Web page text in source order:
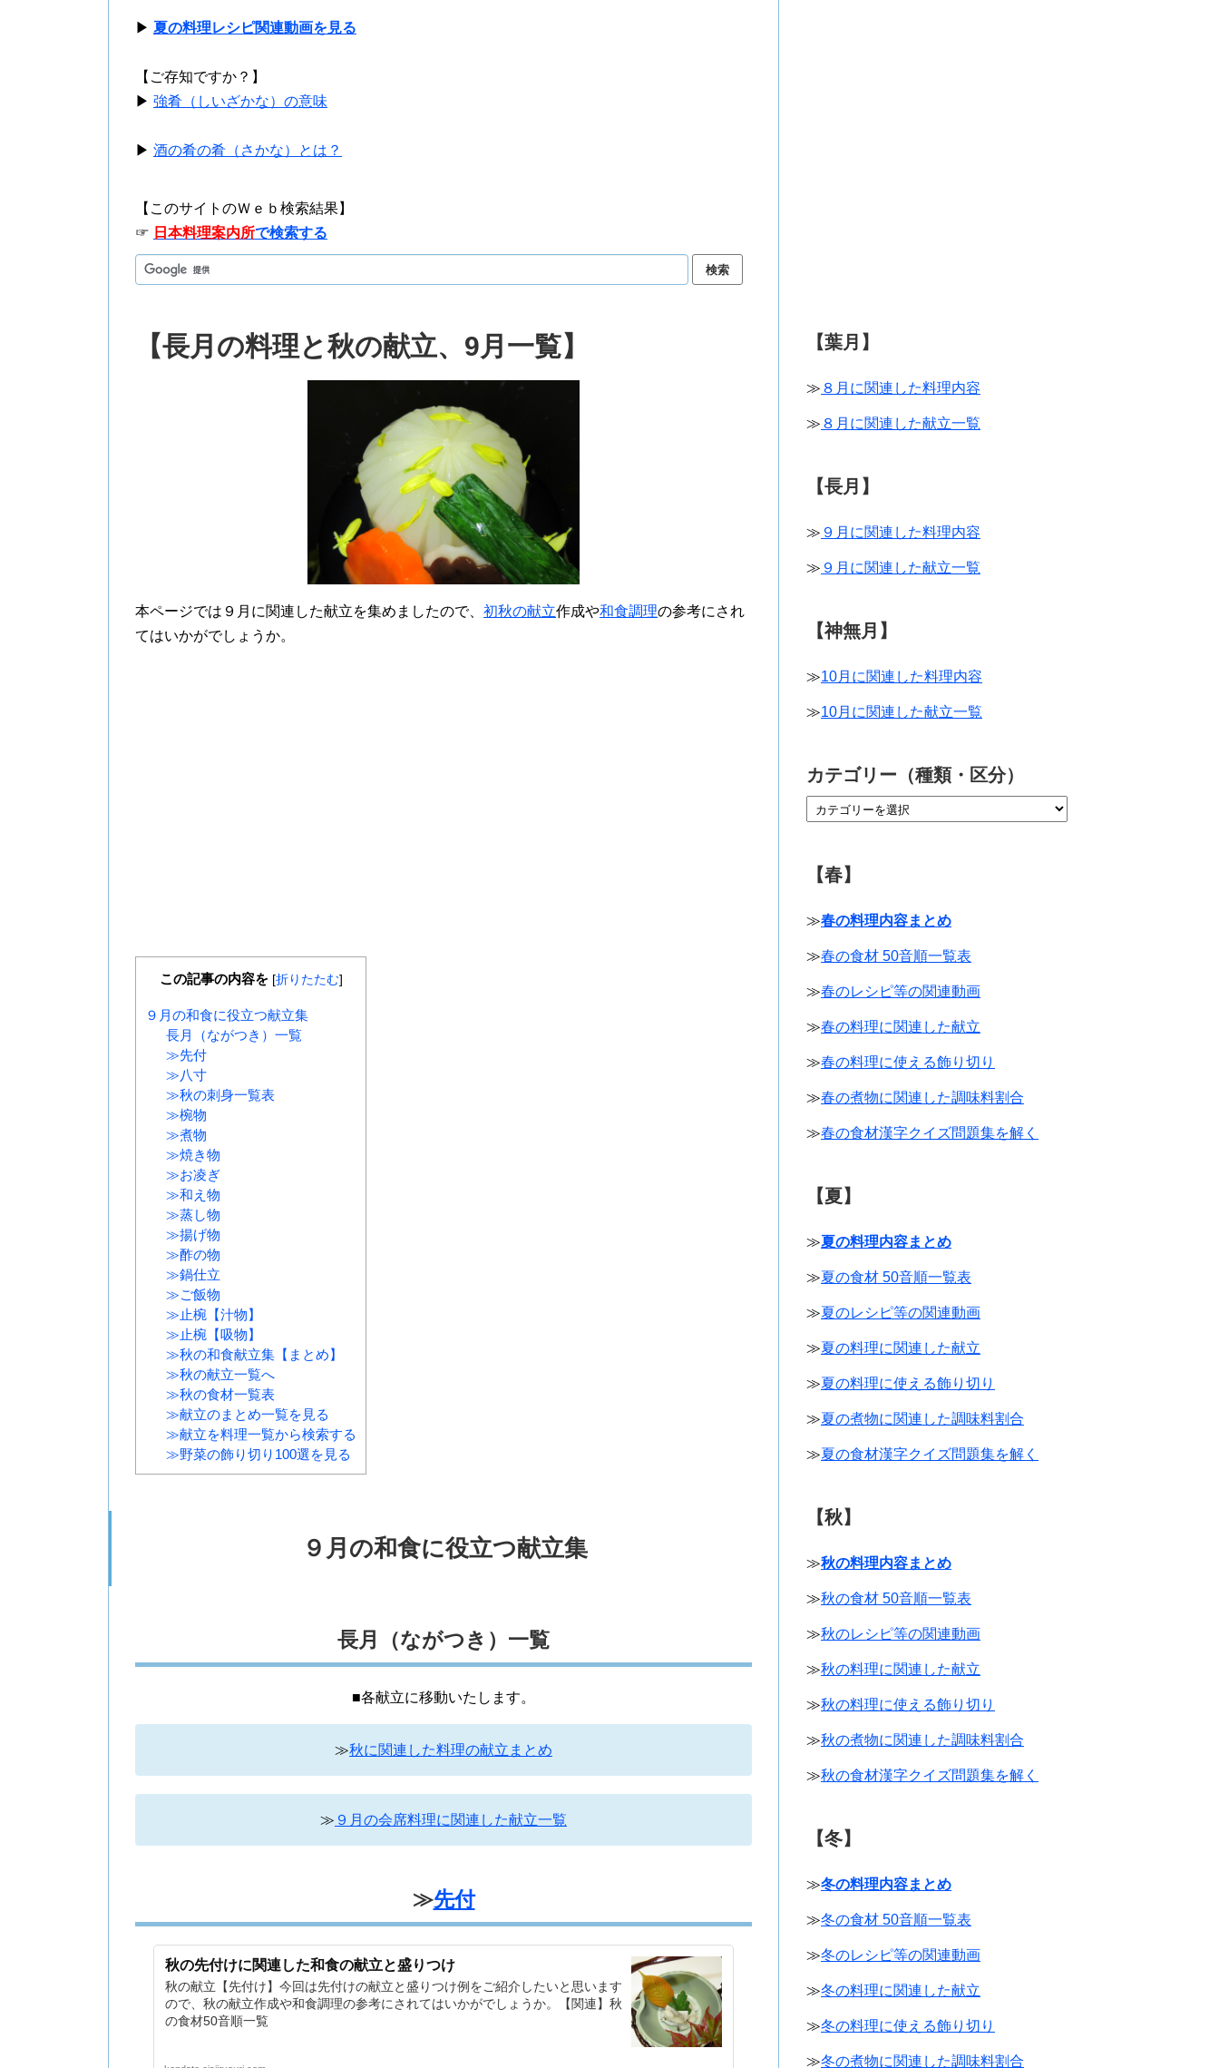
▶ 夏の料理レシピ関連動画を見る
【ご存知ですか？】
▶ 強肴（しいざかな）の意味
▶ 酒の肴の肴（さかな）とは？
【このサイトのＷｅｂ検索結果】
☞ 日本料理案内所で検索する
【長月の料理と秋の献立、9月一覧】
本ページでは９月に関連した献立を集めましたので、 初秋の献立作成や和食調理の参考にされ
てはいかがでしょうか。
この記事の内容を [折りたたむ]
９月の和食に役立つ献立集
長月（ながつき）一覧
≫先付
≫八寸
≫秋の刺身一覧表
≫椀物
≫煮物
≫焼き物
≫お凌ぎ
≫和え物
≫蒸し物
≫揚げ物
≫酢の物
≫鍋仕立
≫ご飯物
≫止椀【汁物】
≫止椀【吸物】
≫秋の和食献立集【まとめ】
≫秋の献立一覧へ
≫秋の食材一覧表
≫献立のまとめ一覧を見る
≫献立を料理一覧から検索する
≫野菜の飾り切り100選を見る
９月の和食に役立つ献立集
長月（ながつき）一覧
■各献立に移動いたします。
≫秋に関連した料理の献立まとめ
≫ ９月の会席料理に関連した献立一覧
≫先付
秋の先付けに関連した和食の献立と盛りつけ
秋の献立【先付け】今回は先付けの献立と盛りつけ例をご紹介したいと思います
ので、秋の献立作成や和食調理の参考にされてはいかがでしょうか。【関連】秋
の食材50音順一覧
【葉月】
≫ ８月に関連した料理内容
≫ ８月に関連した献立一覧
【長月】
≫ ９月に関連した料理内容
≫ ９月に関連した献立一覧
【神無月】
≫10月に関連した料理内容
≫10月に関連した献立一覧
カテゴリー（種類・区分）
【春】
≫春の料理内容まとめ
≫春の食材 50音順一覧表
≫春のレシピ等の関連動画
≫春の料理に関連した献立
≫春の料理に使える飾り切り
≫春の煮物に関連した調味料割合
≫春の食材漢字クイズ問題集を解く
【夏】
≫夏の料理内容まとめ
≫夏の食材 50音順一覧表
≫夏のレシピ等の関連動画
≫夏の料理に関連した献立
≫夏の料理に使える飾り切り
≫夏の煮物に関連した調味料割合
≫夏の食材漢字クイズ問題集を解く
【秋】
≫秋の料理内容まとめ
≫秋の食材 50音順一覧表
≫秋のレシピ等の関連動画
≫秋の料理に関連した献立
≫秋の料理に使える飾り切り
≫秋の煮物に関連した調味料割合
≫秋の食材漢字クイズ問題集を解く
【冬】
≫冬の料理内容まとめ
≫冬の食材 50音順一覧表
≫冬のレシピ等の関連動画
≫冬の料理に関連した献立
≫冬の料理に使える飾り切り
≫冬の煮物に関連した調味料割合